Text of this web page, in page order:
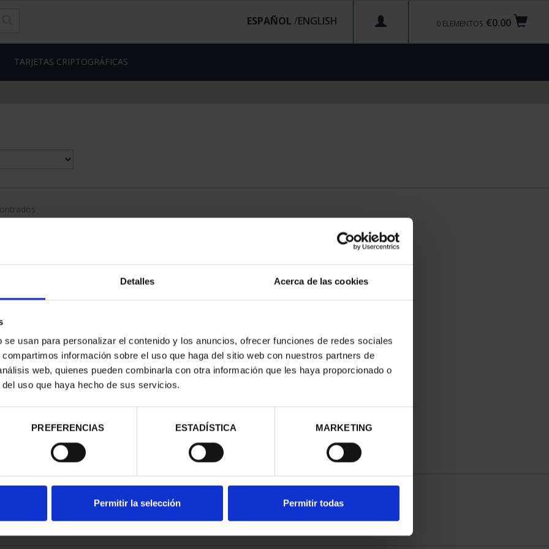
Detalles Acerca de las cookies
usan para personalizar el contenido y los anuncios, ofrecer funciones de redes sociales
información sobre el uso que haga del sitio web con nuestros partners de
web, quienes pueden combinarla con otra información que les haya proporcionado o
uso que haya hecho de sus servicios.
PREFERENCIAS ESTADÍSTICA MARKETING
Permitir la selección Permitir todas
€0.00
0 ELEMENTOS
ESPAÑOL /
TARJETAS CRIPTOGRÁFICAS
-